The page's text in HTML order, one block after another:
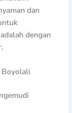
dan
dengan